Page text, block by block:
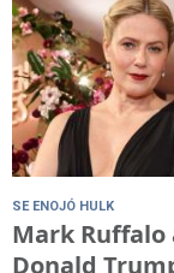
SE ENOJÓ HULK
Mark
Donald